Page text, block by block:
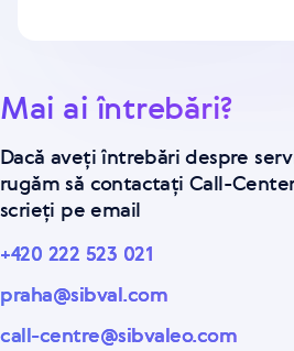
Mai ai întrebări?
Dacă aveți întrebări despre
rugăm să contactați Call-
scrieți pe email
+420 222 523 021
praha@sibval.com
call-centre@sibvaleo.com